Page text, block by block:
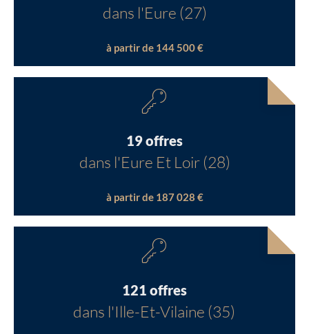
dans l'Eure (27)
à partir de 144 500 €
19 offres
dans l'Eure Et Loir (28)
à partir de 187 028 €
121 offres
dans l'Ille-Et-Vilaine (35)